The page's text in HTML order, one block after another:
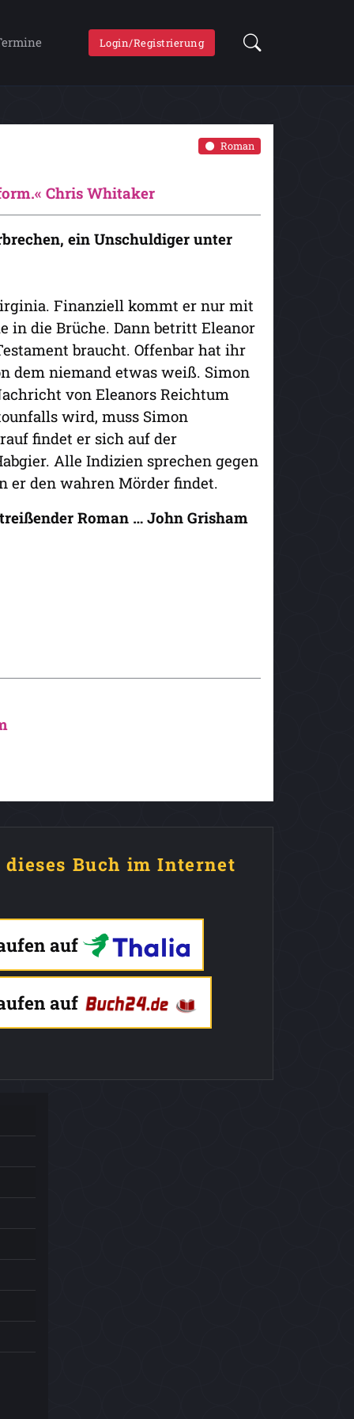
Login/Registrierung
Roman
Chris Whitaker
ein Unschuldiger unter
Finanziell kommt er nur mit
in die Brüche. Dann betritt Eleanor
braucht. Offenbar hat ihr
dem niemand etwas weiß. Simon
von Eleanors Reichtum
wird, muss Simon
findet er sich auf der
Alle Indizien sprechen gegen
er den wahren Mörder findet.
Roman … John Grisham
dieses Buch im Internet
auf
auf